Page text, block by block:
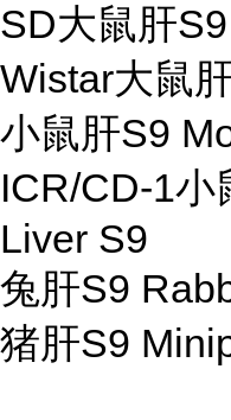
SD大鼠肝
Wistar大鼠
小鼠肝S9
ICR/CD-1小
Liver S9
兔肝S9
猪肝S9